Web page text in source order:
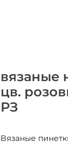
вязаные
цв.
РЗ
Вязаные